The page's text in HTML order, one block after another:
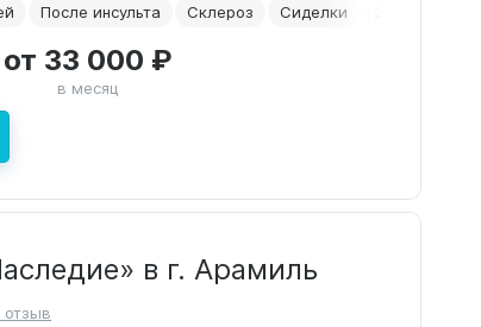
После инсульта Склероз Сиделки
от 33 000 ₽
в месяц
в г. Арамиль
отзыв